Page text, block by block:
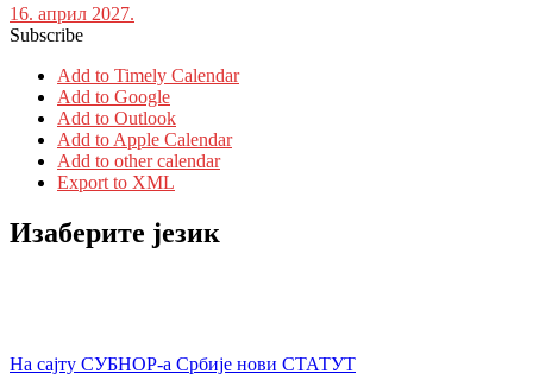
16. април 2027.
Subscribe
Add to Timely Calendar
Add to Google
Add to Outlook
Add to Apple Calendar
Add to other calendar
Export to XML
Изаберите језик
На сајту СУБНОР-а Србије нови СТАТУТ